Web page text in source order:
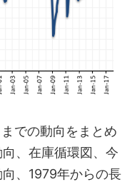
での動向をまとめ
、在庫循環図、今
、1979年からの長